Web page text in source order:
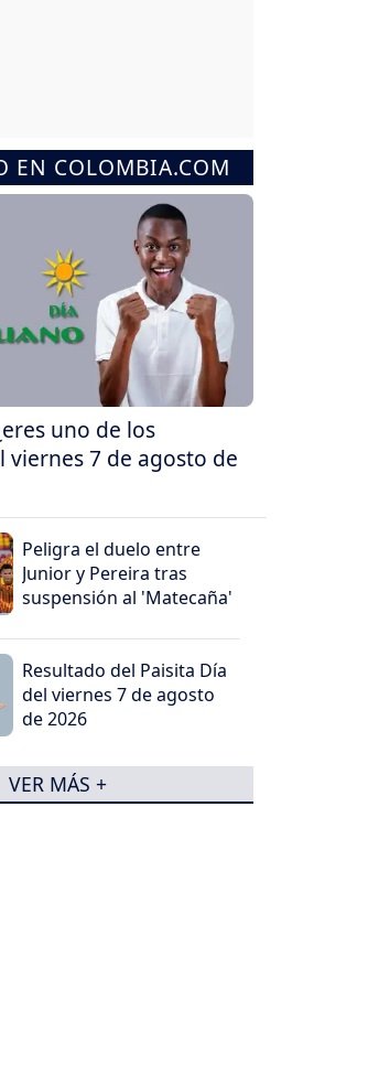
EN COLOMBIA.COM
uno de los
viernes 7 de agosto de
Peligra el duelo entre
Junior y Pereira tras
suspensión al 'Matecaña'
Resultado del Paisita Día
del viernes 7 de agosto
de 2026
VER MÁS +